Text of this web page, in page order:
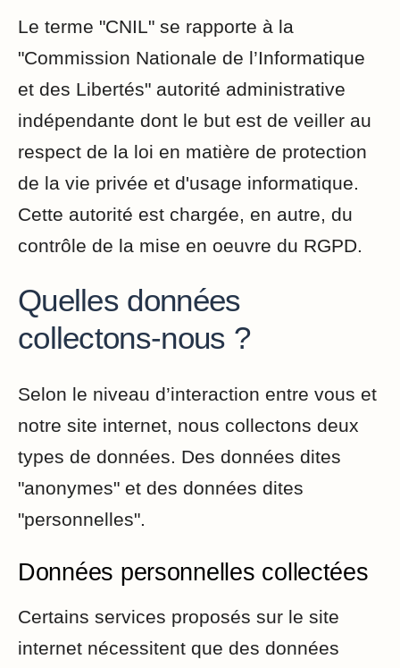
Le terme "CNIL" se rapporte à la
"Commission Nationale de l’Informatique
et des Libertés" autorité administrative
indépendante dont le but est de veiller au
respect de la loi en matière de protection
de la vie privée et d'usage informatique.
Cette autorité est chargée, en autre, du
contrôle de la mise en oeuvre du RGPD.
Quelles données
collectons-nous ?
Selon le niveau d’interaction entre vous et
notre site internet, nous collectons deux
types de données. Des données dites
"anonymes" et des données dites
"personnelles".
Données personnelles collectées
Certains services proposés sur le site
internet nécessitent que des données